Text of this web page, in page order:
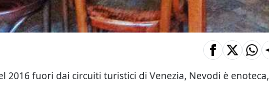
2016 fuori dai circuiti turistici di Venezia, Nevodi è enoteca,